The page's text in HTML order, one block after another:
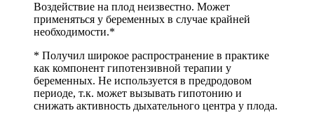
Воздействие на плод неизвестно. Может
применяться у беременных в случае крайней
необходимости.*
* Получил широкое распространение в практике
как компонент гипотензивной терапии у
беременных. Не используется в предродовом
периоде, т.к. может вызывать гипотонию и
снижать активность дыхательного центра у плода.